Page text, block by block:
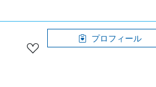
プロフィール